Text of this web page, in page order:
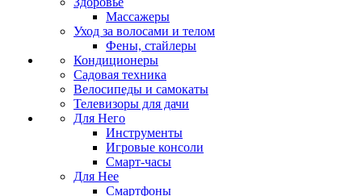
Массажеры
Уход за волосами и телом
Фены, стайлеры
Кондиционеры
Садовая техника
Велосипеды и самокаты
Телевизоры для дачи
Для Него
Инструменты
Игровые консоли
Смарт-часы
Для Нее
Смартфоны